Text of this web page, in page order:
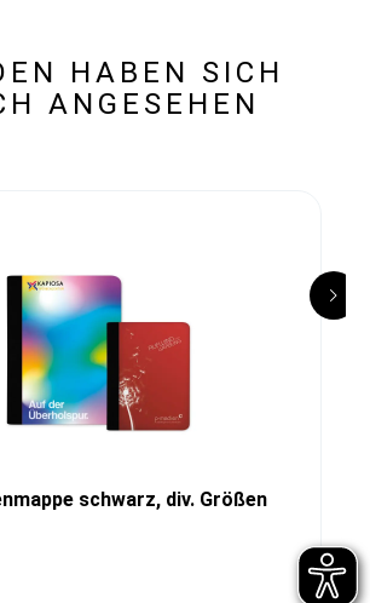
HABEN SICH
ANGESEHEN
schwarz, div. Größen